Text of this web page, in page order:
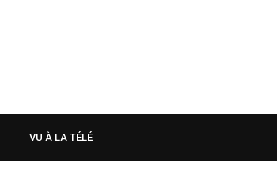
VU À LA TÉLÉ